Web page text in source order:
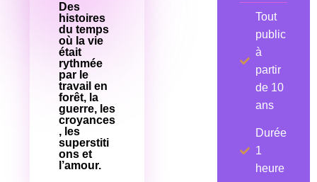
Des
histoires
du temps
où la vie
était
rythmée
par le
travail en
forêt, la
guerre, les
croyances
, les
superstiti
ons et
l’amour.
Tout
public
à
partir
de 10
ans
Durée
1
heure